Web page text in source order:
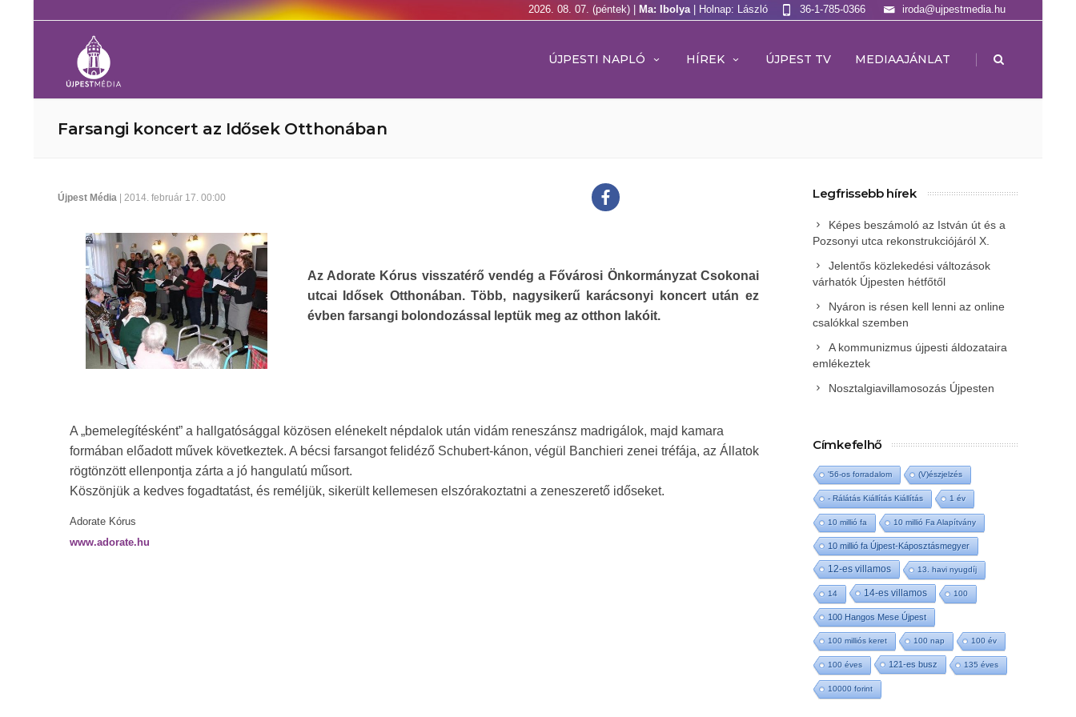
2026. 08. 07. (péntek) | Ma: Ibolya | Holnap: László iroda@ujpestmedia.hu
36-1-785-0366
ÚJPESTI NAPLÓ HÍREK ÚJPEST TV MEDIAAJÁNLAT |
Farsangi koncert az Idősek Otthonában
Újpest Média | 2014. február 17. 00:00
Az Adorate Kórus visszatérő vendég a Fővárosi Önkormányzat Csokonai
utcai Idősek Otthonában. Több, nagysikerű karácsonyi koncert után ez
évben farsangi bolondozással leptük meg az otthon lakóit.
A „bemelegítésként” a hallgatósággal közösen elénekelt népdalok után vidám reneszánsz madrigálok, majd kamara
formában előadott művek következtek. A bécsi farsangot felidéző Schubert-kánon, végül Banchieri zenei tréfája, az Állatok
rögtönzött ellenpontja zárta a jó hangulatú műsort.
Köszönjük a kedves fogadtatást, és reméljük, sikerült kellemesen elszórakoztatni a zeneszerető időseket.
Adorate Kórus
www.adorate.hu
Legfrissebb hírek
Képes beszámoló az István út és a
Pozsonyi utca rekonstrukciójáról X.
Jelentős közlekedési változások
várhatók Újpesten hétfőtől
Nyáron is résen kell lenni az online
csalókkal szemben
A kommunizmus újpesti áldozataira
emlékeztek
Nosztalgiavillamosozás Újpesten
Címkefelhő
'56-os forradalom (V)észjelzés
- Rálátás Kiállítás Kiállítás 1 év
10 millió fa 10 millió Fa Alapítvány
10 millió fa Újpest-Káposztásmegyer
12-es villamos 13. havi nyugdíj
14 14-es villamos 100
100 Hangos Mese Újpest
100 milliós keret 100 nap 100 év
100 éves 121-es busz 135 éves
10000 forint